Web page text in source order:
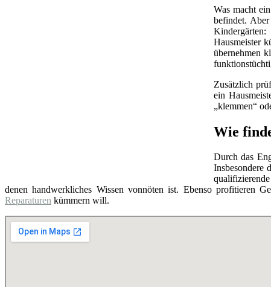
Was macht
befindet.
Hausmeister
übernehmen
Zusätzlich
ein
„klemmen“
Wie
Durch das
Insbesondere
qualifizierende
denen handwerkliches Wissen vonnöten ist. Ebenso profitieren
Reparaturen kümmern will.